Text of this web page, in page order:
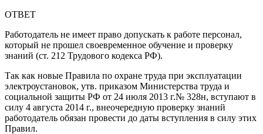
ОТВЕТ
Работодатель не имеет право допускать к работе персонал,
который не прошел своевременное обучение и проверку
знаний (ст. 212 Трудового кодекса РФ).
Так как новые Правила по охране труда при эксплуатации
электроустановок, утв. приказом Министерства труда и
социальной защиты РФ от 24 июля 2013 г.№ 328н, вступают в
силу 4 августа 2014 г., внеочередную проверку знаний
работодатель обязан провести до даты вступления в силу этих
Правил.